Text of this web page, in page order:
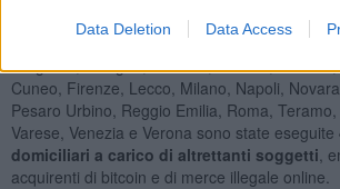
Data Deletion Data Access
Nel medesimo contesto investigativo, nelle
Bergamo, Bologna, Bolzano, Brescia,
Cuneo, Firenze, Lecco, Milano, Napoli,
Pesaro Urbino, Reggio Emilia, Roma, Teramo,
Varese, Venezia e Verona sono state eseguite
domiciliari a carico di altrettanti soggetti ,
acquirenti di bitcoin e di merce illegale online.